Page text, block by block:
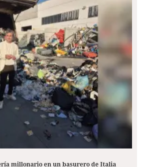
millonario en un basurero de Italia